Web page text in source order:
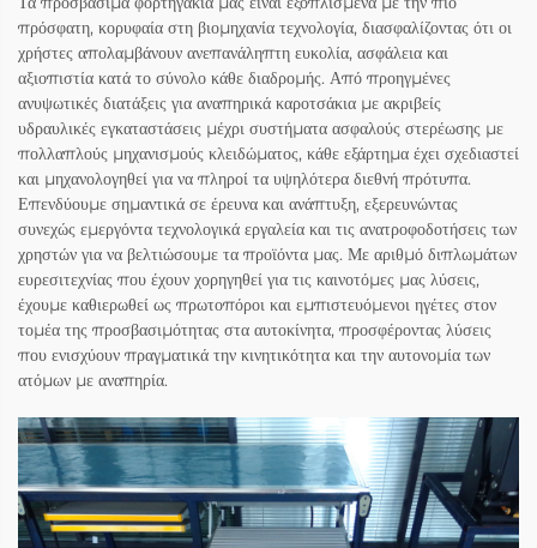
πρόσφατη, κορυφαία στη βιομηχανία τεχνολογία, διασφαλίζοντας ότι οι
χρήστες απολαμβάνουν ανεπανάληπτη ευκολία, ασφάλεια και
αξιοπιστία κατά το σύνολο κάθε διαδρομής. Από προηγμένες
ανυψωτικές διατάξεις για αναπηρικά καροτσάκια με ακριβείς
υδραυλικές εγκαταστάσεις μέχρι συστήματα ασφαλούς στερέωσης με
πολλαπλούς μηχανισμούς κλειδώματος, κάθε εξάρτημα έχει σχεδιαστεί
και μηχανολογηθεί για να πληροί τα υψηλότερα διεθνή πρότυπα.
Επενδύουμε σημαντικά σε έρευνα και ανάπτυξη, εξερευνώντας
συνεχώς εμεργόντα τεχνολογικά εργαλεία και τις ανατροφοδοτήσεις των
χρηστών για να βελτιώσουμε τα προϊόντα μας. Με αριθμό διπλωμάτων
ευρεσιτεχνίας που έχουν χορηγηθεί για τις καινοτόμες μας λύσεις,
έχουμε καθιερωθεί ως πρωτοπόροι και εμπιστευόμενοι ηγέτες στον
τομέα της προσβασιμότητας στα αυτοκίνητα, προσφέροντας λύσεις
που ενισχύουν πραγματικά την κινητικότητα και την αυτονομία των
ατόμων με αναπηρία.